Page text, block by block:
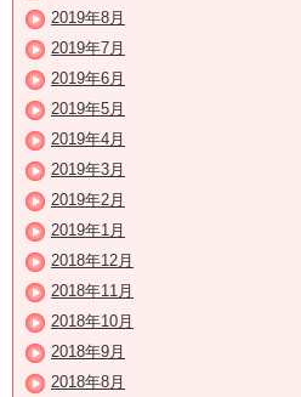
2019年8月
2019年7月
2019年6月
2019年5月
2019年4月
2019年3月
2019年2月
2019年1月
2018年12月
2018年11月
2018年10月
2018年9月
2018年8月